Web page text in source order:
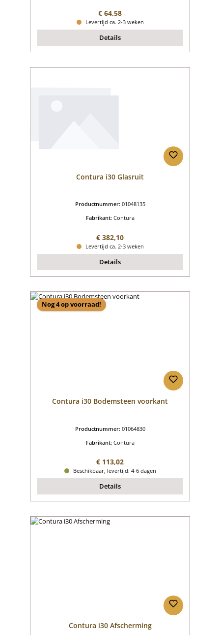
Normale prijs:
€ 64,58
Levertijd ca. 2-3 weken
Details
Contura i30 Glasruit
Productnummer: 01048135
Fabrikant: Contura
Normale prijs:
€ 382,10
Levertijd ca. 2-3 weken
Details
Nog 4 op voorraad!
Contura i30 Bodemsteen voorkant
Productnummer: 01064830
Fabrikant: Contura
Normale prijs:
€ 113,02
Beschikbaar, levertijd: 4-6 dagen
Details
Contura i30 Afscherming